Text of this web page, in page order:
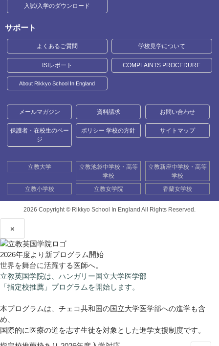
入試/入学のダウンロード
サポート
よくあるご質問 学校見学について
ISIレポート COMPLAINTS PROCEDURE
About Rikkyo School In England
メールマガジン 資料請求 お問い合わせ
保護者・在校生のペー
ジ
ポリシー 学校の方針 サイトマップ
立教大学
立教池袋中学校・高等
学校
立教新座中学校・高等
学校
立教小学校
立教女学院 香蘭女学校
2026 Copyright © Rikkyo School In England All Rights Reserved.
×
2026年度より新プログラム開始
世界を舞台に活躍する医師へ。
立教英国学院は、ハンガリー国立大学医学部
「指定校推薦」プログラムを開始します。
本プログラムは、チェコ共和国の国立大学医学部への進学も含
め、
国際的に医療の道を志す生徒を対象とした進学支援制度です。